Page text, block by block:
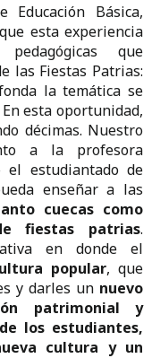
Básica,
esta experiencia
que
las Fiestas Patrias:
la temática se
esta oportunidad,
décimas. Nuestro
a la profesora
el estudiantado de
enseñar a las
cuecas como
fiestas patrias.
en donde el
popular, que
y darles un nuevo
patrimonial y
los estudiantes,
cultura y un